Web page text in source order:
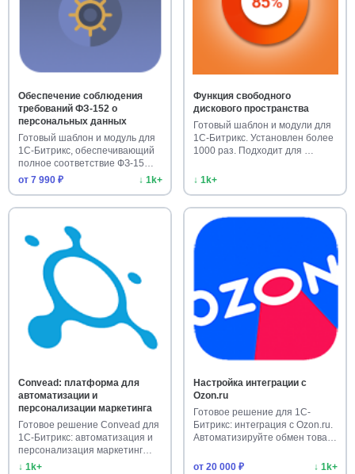
Обеспечение соблюдения
требований ФЗ-152 о
персональных данных
Готовый шаблон и модуль для
1С-Битрикс, обеспечивающий
полное соответствие ФЗ-15…
от 7 990 ₽
↓ 1k+
Функция свободного
дискового пространства
Готовый шаблон и модули для
1С-Битрикс. Установлен более
1000 раз. Подходит для …
↓ 1k+
Convead: платформа для
автоматизации и
персонализации маркетинга
Готовое решение Convead для
1С-Битрикс: автоматизация и
персонализация маркетинг…
↓ 1k+
Настройка интеграции с
Ozon.ru
Готовое решение для 1С-
Битрикс: интеграция с Ozon.ru.
Автоматизируйте обмен това…
от 20 000 ₽ ↓ 1k+